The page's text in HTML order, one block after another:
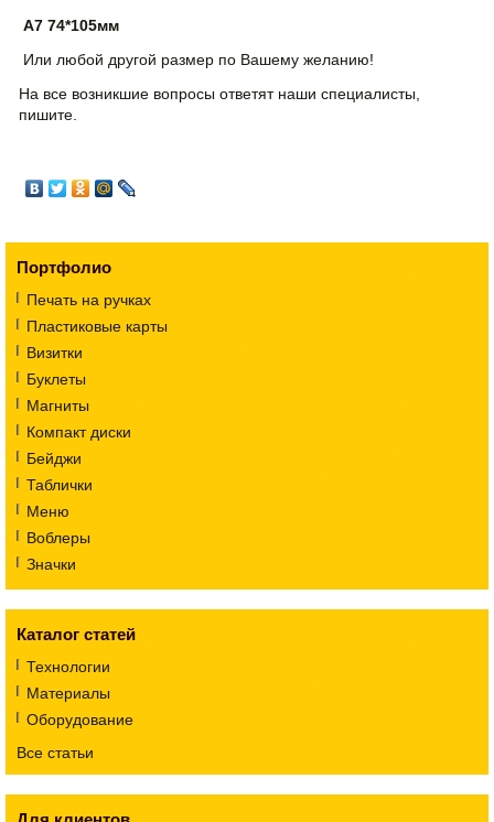
А7 74*105мм
Или любой другой размер по Вашему желанию!
На все возникшие вопросы ответят наши специалисты,
пишите.
Портфолио
Печать на ручках
Пластиковые карты
Визитки
Буклеты
Магниты
Компакт диски
Бейджи
Таблички
Меню
Воблеры
Значки
Каталог статей
Технологии
Материалы
Оборудование
Все статьи